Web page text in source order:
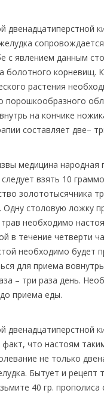
двенадцатиперстной
с явлением данным
болотного корневищ.
растения
порошкообразного
на кончике
составляет две–
медицина народная
взять 10
золототысячника
Одну столовую ложку
необходимо
в течение четверти
необходимо будет
для приема
– три раза день.
приема еды.
двенадцатиперстной
что настоям
не только
Бытует и рецепт
40 гр. прополиса